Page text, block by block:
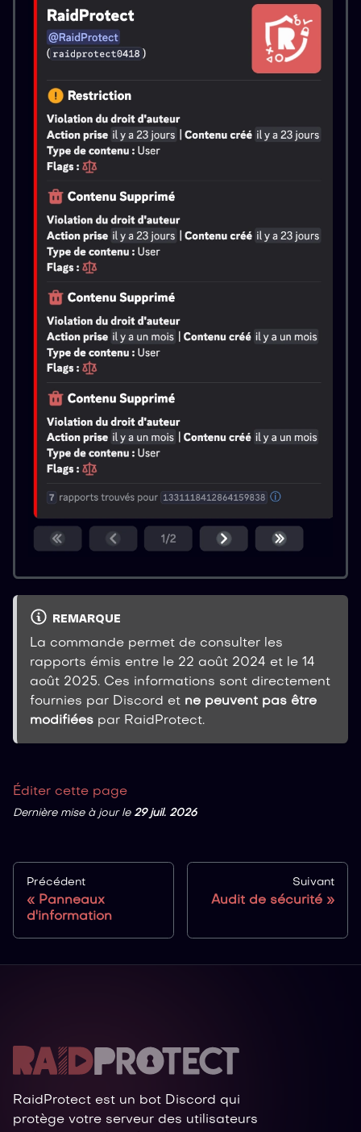
REMARQUE
La commande permet de consulter les
rapports émis entre le 22 août 2024 et le 14
août 2025. Ces informations sont directement
fournies par Discord et ne peuvent pas être
modifiées par RaidProtect.
Éditer cette page
Dernière mise à jourle 29 juil. 2026
Précédent
Panneaux
d'information
Suivant
Audit de sécurité
RaidProtect est un bot Discord qui
protège votre serveur des utilisateurs